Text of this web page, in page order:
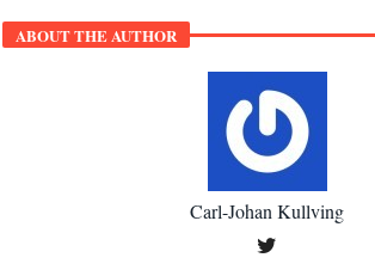
ABOUT THE AUTHOR
Carl-Johan Kullving